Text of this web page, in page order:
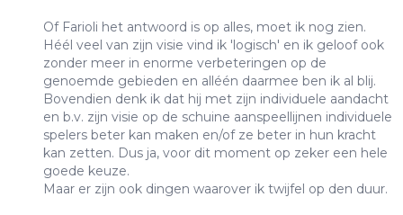
Of Farioli het antwoord is op alles, moet ik nog zien.
Héél veel van zijn visie vind ik 'logisch' en ik geloof ook
zonder meer in enorme verbeteringen op de
genoemde gebieden en alléén daarmee ben ik al blij.
Bovendien denk ik dat hij met zijn individuele aandacht
en b.v. zijn visie op de schuine aanspeellijnen individuele
spelers beter kan maken en/of ze beter in hun kracht
kan zetten. Dus ja, voor dit moment op zeker een hele
goede keuze.
Maar er zijn ook dingen waarover ik twijfel op den duur.